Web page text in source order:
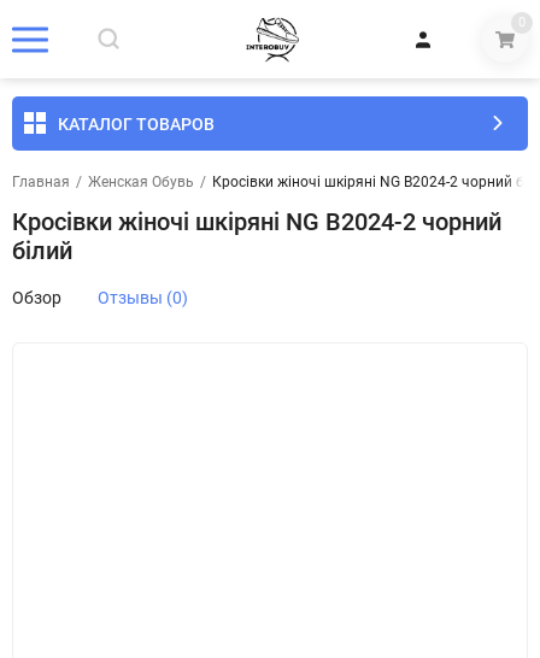
0
КАТАЛОГ ТОВАРОВ
Главная / Женская Обувь / Кросівки жіночі шкіряні NG B2024-2 чорний
Кросівки жіночі шкіряні NG B2024-2 чорний
білий
Обзор Отзывы (0)